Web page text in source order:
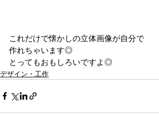
これだけで懐かしの立体画像が自分で
作れちゃいます◎
とってもおもしろいですよ◎
デザイン・工作